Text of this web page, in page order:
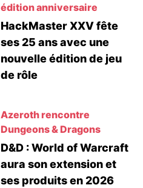
édition anniversaire
HackMaster XXV fête
ses 25 ans avec une
nouvelle édition de jeu
de rôle
Azeroth rencontre
Dungeons & Dragons
D&D : World of Warcraft
aura son extension et
ses produits en 2026